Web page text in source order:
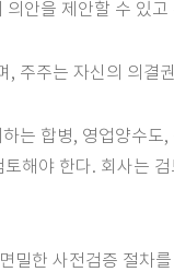
안을 제안할 수 있
주주는 자신의 의
는 합병, 영업양수
해야 한다. 회사는
밀한 사전검증 절차